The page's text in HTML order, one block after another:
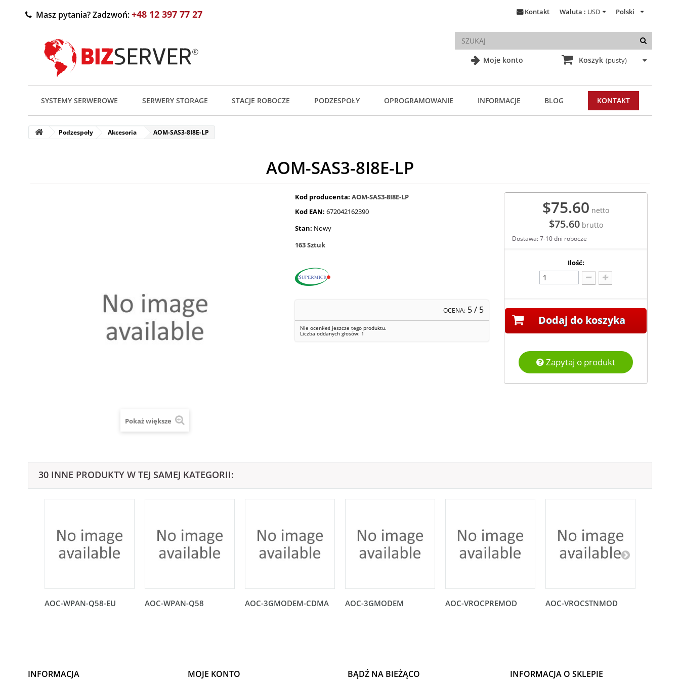
Moje konto
Polski
Waluta : USD
Kontakt
Masz pytania? Zadzwoń:+48 12 397 77 27
Koszyk (pusty)
SYSTEMY SERWEROWE SERWERY STORAGE STACJE ROBOCZE PODZESPOŁY OPROGRAMOWANIE INFORMACJE BLOG KONTAKT
Podzespoły Akcesoria AOM-SAS3-8I8E-LP
AOM-SAS3-8I8E-LP
Pokaż większe
Kod producenta: AOM-SAS3-8I8E-LP
Kod EAN: 672042162390
Stan: Nowy
163Sztuk
OCENA: 5/ 5
Nie oceniłeś jeszcze tego produktu.
Liczba oddanych głosów: 1
$75.60 netto
$75.60brutto
Dostawa: 7-10 dni robocze
Ilość:
Dodaj do koszyka
Zapytaj o produkt
30 INNE PRODUKTY W TEJ SAMEJ KATEGORII:
AOC-WPAN-Q58-EU AOC-WPAN-Q58 AOC-3GMODEM-CDMA AOC-3GMODEM AOC-VROCPREMOD AOC-VROCSTNMOD
INFORMACJA MOJE KONTO BĄDŹ NA BIEŻĄCO INFORMACJA O SKLEPIE